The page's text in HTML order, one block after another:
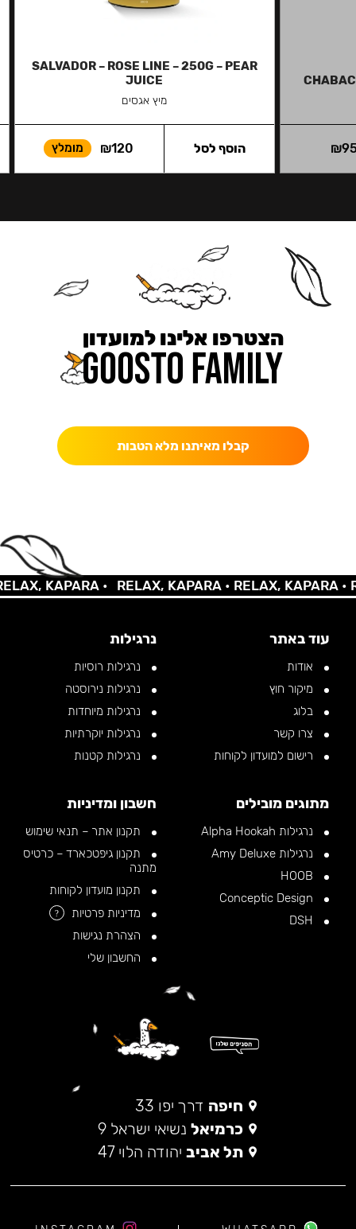
₪
SALVADOR – ROSE LINE – 250G – PEAR
JUICE
מיץ אגסים
₪120 מומלץ הוסף לסל
הצטרפו אלינו למועדון
קבלו מאיתנו מלא הטבות
KAPARA • RELAX, KAPARA •RELAX, KAPARA •
עוד באתר
אודות
מיקור חוץ
בלוג
צרו קשר
רישום למועדון לקוחות
נרגילות
נרגילות רוסיות
נרגילות נירוסטה
נרגילות מיוחדות
נרגילות יוקרתיות
נרגילות קטנות
מתוגים מובילים
נרגילות Alpha Hookah
נרגילות Amy Deluxe
חשבון ומדיניות
תקנון אתר – תנאי שימוש
תקנון גיפטכארד – כרטיס
מתנה
תקנון מועדון לקוחות
מדיניות פרטיות
?
הצהרת נגישות
החשבון שלי
חיפה דרך יפו 33
כרמיאל נשיאי ישראל 9
תל אביב יהודה הלוי 47